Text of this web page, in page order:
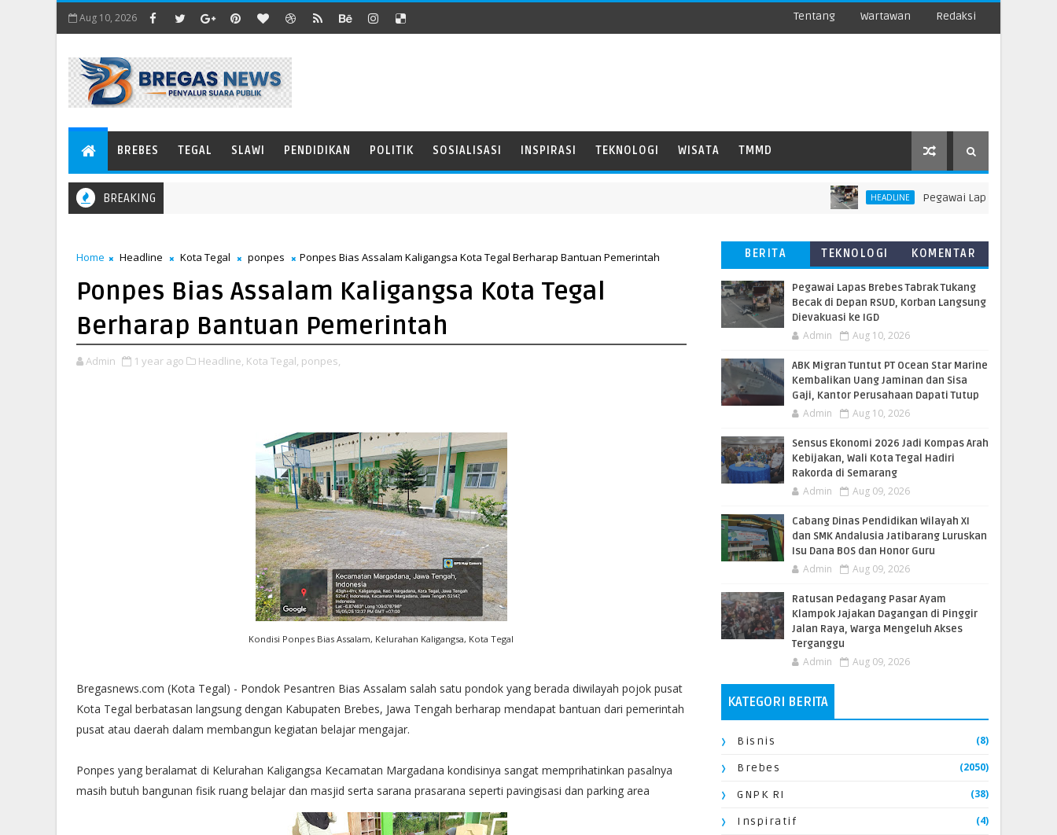
Aug 10, 2026 Tentang Wartawan Redaksi
BREBES TEGAL SLAWI PENDIDIKAN POLITIK SOSIALISASI INSPIRASI TEKNOLOGI WISATA TMMD
BREAKING HEADLINE Pegawai Lapas Brebes Tabrak
Home Headline Kota Tegal ponpes Ponpes Bias Assalam Kaligangsa Kota Tegal Berharap Bantuan Pemerintah
Ponpes Bias Assalam Kaligangsa Kota Tegal
Berharap Bantuan Pemerintah
Admin 1 year ago Headline, Kota Tegal, ponpes,
Kondisi Ponpes Bias Assalam, Kelurahan Kaligangsa, Kota Tegal
Bregasnews.com (Kota Tegal) - Pondok Pesantren Bias Assalam salah satu pondok yang berada diwilayah pojok pusat
Kota Tegal berbatasan langsung dengan Kabupaten Brebes, Jawa Tengah berharap mendapat bantuan dari pemerintah
pusat atau daerah dalam membangun kegiatan belajar mengajar.
Ponpes yang beralamat di Kelurahan Kaligangsa Kecamatan Margadana kondisinya sangat memprihatinkan pasalnya
masih butuh bangunan fisik ruang belajar dan masjid serta sarana prasarana seperti pavingisasi dan parking area
BERITA
TERBARU
TEKNOLOGI
KOMENTAR
Pegawai Lapas Brebes Tabrak Tukang
Becak di Depan RSUD, Korban Langsung
Dievakuasi ke IGD
Admin Aug 10, 2026
ABK Migran Tuntut PT Ocean Star Marine
Kembalikan Uang Jaminan dan Sisa
Gaji, Kantor Perusahaan Dapati Tutup
Admin Aug 10, 2026
Sensus Ekonomi 2026 Jadi Kompas Arah
Kebijakan, Wali Kota Tegal Hadiri
Rakorda di Semarang
Admin Aug 09, 2026
Cabang Dinas Pendidikan Wilayah XI
dan SMK Andalusia Jatibarang Luruskan
Isu Dana BOS dan Honor Guru
Admin Aug 09, 2026
​Ratusan Pedagang Pasar Ayam
Klampok Jajakan Dagangan di Pinggir
Jalan Raya, Warga Mengeluh Akses
Terganggu
Admin Aug 09, 2026
KATEGORI BERITA
Bisnis (8)
Brebes (2050)
GNPK RI (38)
Inspiratif (4)